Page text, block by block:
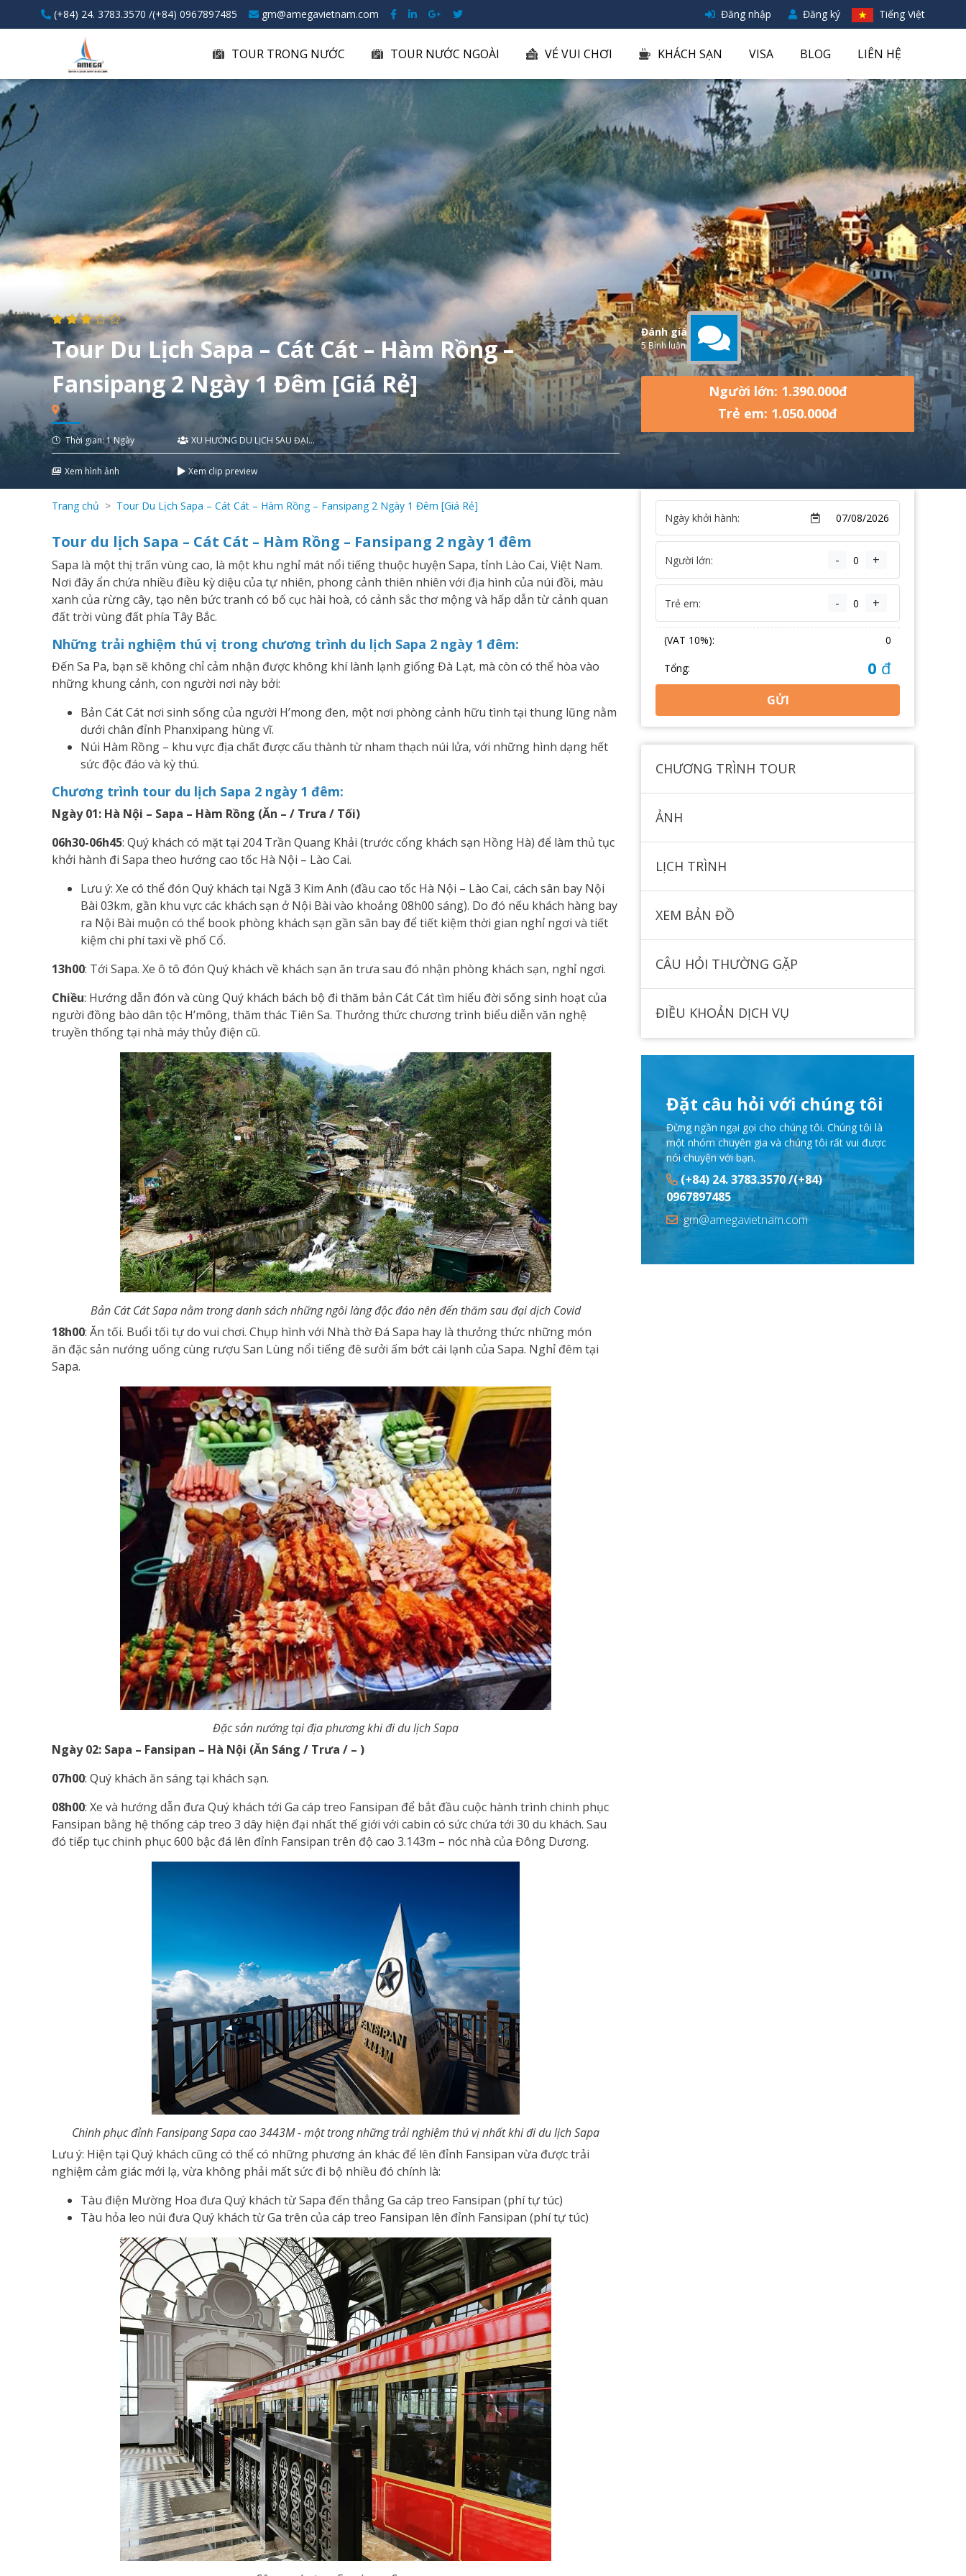
(+84) 24. 3783.3570 /(+84) 0967897485 gm@amegavietnam.com Đăng nhập Đăng ký Tiếng Việt
TOUR TRONG NƯỚC TOUR NƯỚC NGOÀI VÉ VUI CHƠI KHÁCH SẠN VISA BLOG LIÊN HỆ
Tour Du Lịch Sapa – Cát Cát – Hàm Rồng –
Fansipang 2 Ngày 1 Đêm [Giá Rẻ]
Thời gian: 1 Ngày
XU HƯỚNG DU LỊCH SAU ĐẠI
DỊCH
Xem hình ảnh
Xem clip preview
Đánh giá
5 Bình luận
Người lớn: 1.390.000đ
Trẻ em: 1.050.000đ
Trang chủ Tour Du Lịch Sapa – Cát Cát – Hàm Rồng – Fansipang 2 Ngày 1 Đêm [Giá Rẻ]
Tour du lịch Sapa – Cát Cát – Hàm Rồng – Fansipang 2 ngày 1 đêm
Sapa là một thị trấn vùng cao, là một khu nghỉ mát nổi tiếng thuộc huyện Sapa, tỉnh Lào Cai, Việt Nam.
Nơi đây ẩn chứa nhiều điều kỳ diệu của tự nhiên, phong cảnh thiên nhiên với địa hình của núi đồi, màu
xanh của rừng cây, tạo nên bức tranh có bố cục hài hoà, có cảnh sắc thơ mộng và hấp dẫn từ cảnh quan
đất trời vùng đất phía Tây Bắc.
Những trải nghiệm thú vị trong chương trình du lịch Sapa 2 ngày 1 đêm:
Đến Sa Pa, bạn sẽ không chỉ cảm nhận được không khí lành lạnh giống Đà Lạt, mà còn có thể hòa vào
những khung cảnh, con người nơi này bởi:
Bản Cát Cát nơi sinh sống của người H’mong đen, một nơi phòng cảnh hữu tình tại thung lũng nằm
dưới chân đỉnh Phanxipang hùng vĩ.
Núi Hàm Rồng – khu vực địa chất được cấu thành từ nham thạch núi lửa, với những hình dạng hết
sức độc đáo và kỳ thú.
Chương trình tour du lịch Sapa 2 ngày 1 đêm:
Ngày 01: Hà Nội – Sapa – Hàm Rồng (Ăn – / Trưa / Tối)
06h30-06h45: Quý khách có mặt tại 204 Trần Quang Khải (trước cổng khách sạn Hồng Hà) để làm thủ tục
khởi hành đi Sapa theo hướng cao tốc Hà Nội – Lào Cai.
Lưu ý: Xe có thể đón Quý khách tại Ngã 3 Kim Anh (đầu cao tốc Hà Nội – Lào Cai, cách sân bay Nội
Bài 03km, gần khu vực các khách sạn ở Nội Bài vào khoảng 08h00 sáng). Do đó nếu khách hàng bay
ra Nội Bài muộn có thể book phòng khách sạn gần sân bay để tiết kiệm thời gian nghỉ ngơi và tiết
kiệm chi phí taxi về phố Cổ.
13h00: Tới Sapa. Xe ô tô đón Quý khách về khách sạn ăn trưa sau đó nhận phòng khách sạn, nghỉ ngơi.
Chiều: Hướng dẫn đón và cùng Quý khách bách bộ đi thăm bản Cát Cát tìm hiểu đời sống sinh hoạt của
người đồng bào dân tộc H’mông, thăm thác Tiên Sa. Thưởng thức chương trình biểu diễn văn nghệ
truyền thống tại nhà máy thủy điện cũ.
Bản Cát Cát Sapa nằm trong danh sách những ngôi làng độc đáo nên đến thăm sau đại dịch Covid
18h00: Ăn tối. Buổi tối tự do vui chơi. Chụp hình với Nhà thờ Đá Sapa hay là thưởng thức những món
ăn đặc sản nướng uống cùng rượu San Lùng nổi tiếng đê sưởi ấm bớt cái lạnh của Sapa. Nghỉ đêm tại
Sapa.
Đặc sản nướng tại địa phương khi đi du lịch Sapa
Ngày 02: Sapa – Fansipan – Hà Nội (Ăn Sáng / Trưa / – )
07h00: Quý khách ăn sáng tại khách sạn.
08h00: Xe và hướng dẫn đưa Quý khách tới Ga cáp treo Fansipan để bắt đầu cuộc hành trình chinh phục
Fansipan bằng hệ thống cáp treo 3 dây hiện đại nhất thế giới với cabin có sức chứa tới 30 du khách. Sau
đó tiếp tục chinh phục 600 bậc đá lên đỉnh Fansipan trên độ cao 3.143m – nóc nhà của Đông Dương.
Chinh phục đỉnh Fansipang Sapa cao 3443M - một trong những trải nghiệm thú vị nhất khi đi du lịch Sapa
Lưu ý: Hiện tại Quý khách cũng có thể có những phương án khác để lên đỉnh Fansipan vừa được trải
nghiệm cảm giác mới lạ, vừa không phải mất sức đi bộ nhiều đó chính là:
Tàu điện Mường Hoa đưa Quý khách từ Sapa đến thẳng Ga cáp treo Fansipan (phí tự túc)
Tàu hỏa leo núi đưa Quý khách từ Ga trên của cáp treo Fansipan lên đỉnh Fansipan (phí tự túc)
Ngày khởi hành:
Người lớn: - +
Trẻ em: - +
(VAT 10%): 0
Tổng: 0 đ
GỬI
CHƯƠNG TRÌNH TOUR
ẢNH
LỊCH TRÌNH
XEM BẢN ĐỒ
CÂU HỎI THƯỜNG GẶP
ĐIỀU KHOẢN DỊCH VỤ
Đặt câu hỏi với chúng tôi
Đừng ngần ngại gọi cho chúng tôi. Chúng tôi là
một nhóm chuyên gia và chúng tôi rất vui được
nói chuyện với bạn.
(+84) 24. 3783.3570 /(+84)
0967897485
gm@amegavietnam.com